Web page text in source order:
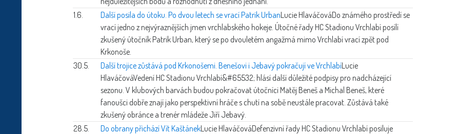
1.6.
Další posila do útoku. Po dvou letech se vrací Patrik UrbanLucie HlaváčováDo známého prostředí se
vrací jedno z nejvýraznějších jmen vrchlabského hokeje. Útočné řady HC Stadionu Vrchlabí posílí
zkušený útočník Patrik Urban, který se po dvouletém angažmá mimo Vrchlabí vrací zpět pod
Krkonoše.
30.5.
Další trojice zůstává pod Krkonošemi. Benešovi i Jebavý pokračují ve VrchlabíLucie
HlaváčováVedení HC Stadionu Vrchlabí&#65532; hlásí další důležité podpisy pro nadcházející
sezonu. V klubových barvách budou pokračovat útočníci Matěj Beneš a Michal Beneš, které
fanoušci dobře znají jako perspektivní hráče s chutí na sobě neustále pracovat. Zůstává také
zkušený obránce a trenér mládeže Jiří Jebavý.
28.5.
Do obrany přichází Vít KaštánekLucie HlaváčováDefenzivní řady HC Stadionu Vrchlabí posiluje